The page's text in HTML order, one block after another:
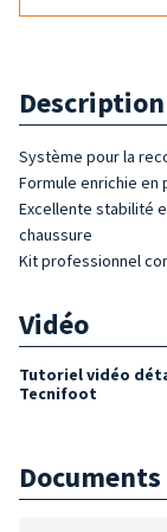
Système pour la
Formule enrichie
Excellente stabilité
chaussure
Kit professionnel
Vidéo
Tutoriel vidéo
Tecnifoot
Documents